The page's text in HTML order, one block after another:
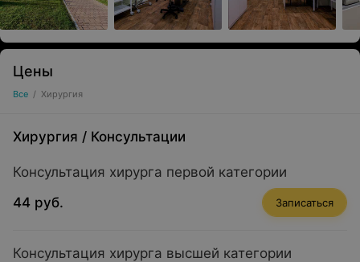
Цены
Все / Хирургия
Хирургия / Консультации
Консультация хирурга первой категории
44 руб.
Записаться
Консультация хирурга высшей категории